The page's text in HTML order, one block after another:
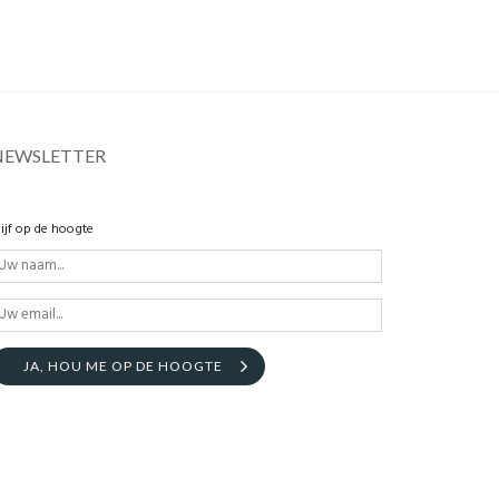
op de hoogte
JA, HOU ME OP DE HOOGTE